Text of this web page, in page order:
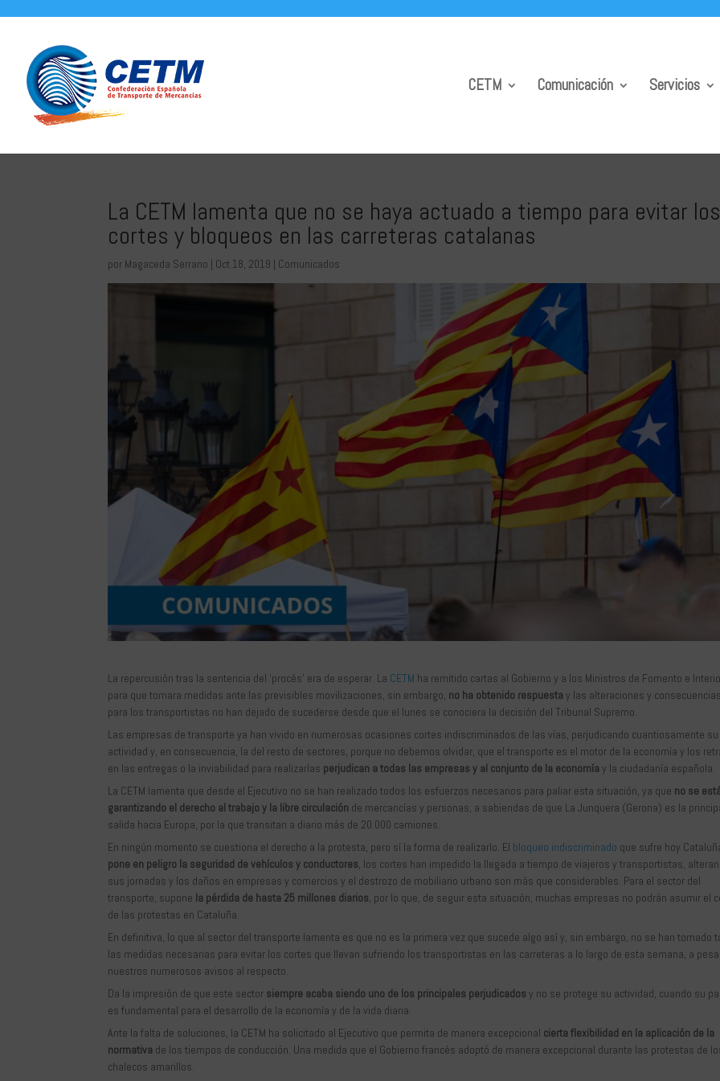
CETM Comunicación Servicios
La CETM lamenta que no se haya actuado a tiempo para evitar
cortes y bloqueos en las carreteras catalanas
por Magaceda Serrano | Oct 18, 2019 | Comunicados
La repercusión tras la sentencia del ‘procés’ era de esperar. La CETM ha remitido cartas al Gobierno y a los Ministros de Fomento e
para que tomara medidas ante las previsibles movilizaciones, sin embargo, no ha obtenido respuesta y las alteraciones y
para los transportistas no han dejado de sucederse desde que el lunes se conociera la decisión del Tribunal Supremo.
Las empresas de transporte ya han vivido en numerosas ocasiones cortes indiscriminados de las vías, perjudicando cuantiosamente su
actividad y, en consecuencia, la del resto de sectores, porque no debemos olvidar, que el transporte es el motor de la economía y los
en las entregas o la inviabilidad para realizarlas perjudican a todas las empresas y al conjunto de la economía y la ciudadanía española.
La CETM lamenta que desde el Ejecutivo no se han realizado todos los esfuerzos necesarios para paliar esta situación, ya que no se
garantizando el derecho al trabajo y la libre circulación de mercancías y personas, a sabiendas de que La Junquera (Gerona) es la
salida hacia Europa, por la que transitan a diario más de 20.000 camiones.
En ningún momento se cuestiona el derecho a la protesta, pero sí la forma de realizarlo. El bloqueo indiscriminado que sufre hoy
pone en peligro la seguridad de vehículos y conductores, los cortes han impedido la llegada a tiempo de viajeros y transportistas,
sus jornadas y los daños en empresas y comercios y el destrozo de mobiliario urbano son más que considerables. Para el sector del
transporte, supone la pérdida de hasta 25 millones diarios, por lo que, de seguir esta situación, muchas empresas no podrán asumir el
de las protestas en Cataluña.
En definitiva, lo que al sector del transporte lamenta es que no es la primera vez que sucede algo así y, sin embargo, no se han tomado
las medidas necesarias para evitar los cortes que llevan sufriendo los transportistas en las carreteras a lo largo de esta semana, a
nuestros numerosos avisos al respecto.
Da la impresión de que este sector siempre acaba siendo uno de los principales perjudicados y no se protege su actividad, cuando su
es fundamental para el desarrollo de la economía y de la vida diaria.
Ante la falta de soluciones, la CETM ha solicitado al Ejecutivo que permita de manera excepcional cierta flexibilidad en la aplicación de la
normativa de los tiempos de conducción. Una medida que el Gobierno francés adoptó de manera excepcional durante las protestas de
chalecos amarillos.